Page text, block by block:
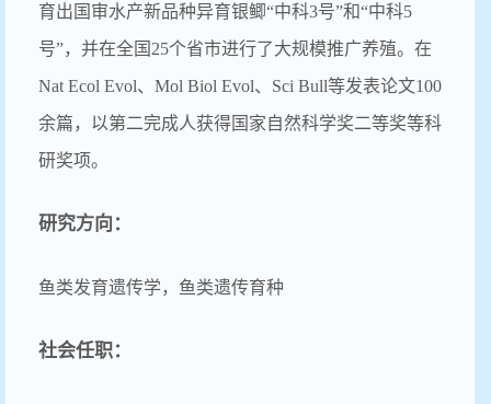
育出国审水产新品种异育银鲫“中科3号”和“中科5
号”，并在全国25个省市进行了大规模推广养殖。在
Nat Ecol Evol、Mol Biol Evol、Sci Bull等发表论文100
余篇，以第二完成人获得国家自然科学奖二等奖等科
研奖项。
研究方向：
鱼类发育遗传学，鱼类遗传育种
社会任职：